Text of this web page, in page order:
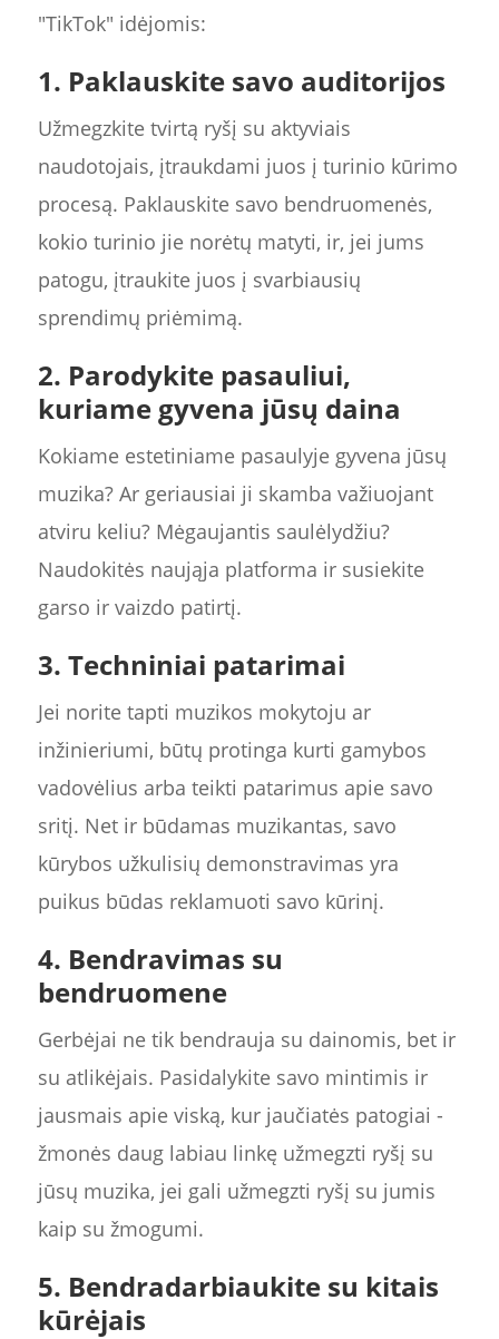
"TikTok" idėjomis:
1. Paklauskite savo auditorijos
Užmegzkite tvirtą ryšį su aktyviais
naudotojais, įtraukdami juos į turinio kūrimo
procesą. Paklauskite savo bendruomenės,
kokio turinio jie norėtų matyti, ir, jei jums
patogu, įtraukite juos į svarbiausių
sprendimų priėmimą.
2. Parodykite pasauliui,
kuriame gyvena jūsų daina
Kokiame estetiniame pasaulyje gyvena jūsų
muzika? Ar geriausiai ji skamba važiuojant
atviru keliu? Mėgaujantis saulėlydžiu?
Naudokitės naująja platforma ir susiekite
garso ir vaizdo patirtį.
3. Techniniai patarimai
Jei norite tapti muzikos mokytoju ar
inžinieriumi, būtų protinga kurti gamybos
vadovėlius arba teikti patarimus apie savo
sritį. Net ir būdamas muzikantas, savo
kūrybos užkulisių demonstravimas yra
puikus būdas reklamuoti savo kūrinį.
4. Bendravimas su
bendruomene
Gerbėjai ne tik bendrauja su dainomis, bet ir
su atlikėjais. Pasidalykite savo mintimis ir
jausmais apie viską, kur jaučiatės patogiai -
žmonės daug labiau linkę užmegzti ryšį su
jūsų muzika, jei gali užmegzti ryšį su jumis
kaip su žmogumi.
5. Bendradarbiaukite su kitais
kūrėjais